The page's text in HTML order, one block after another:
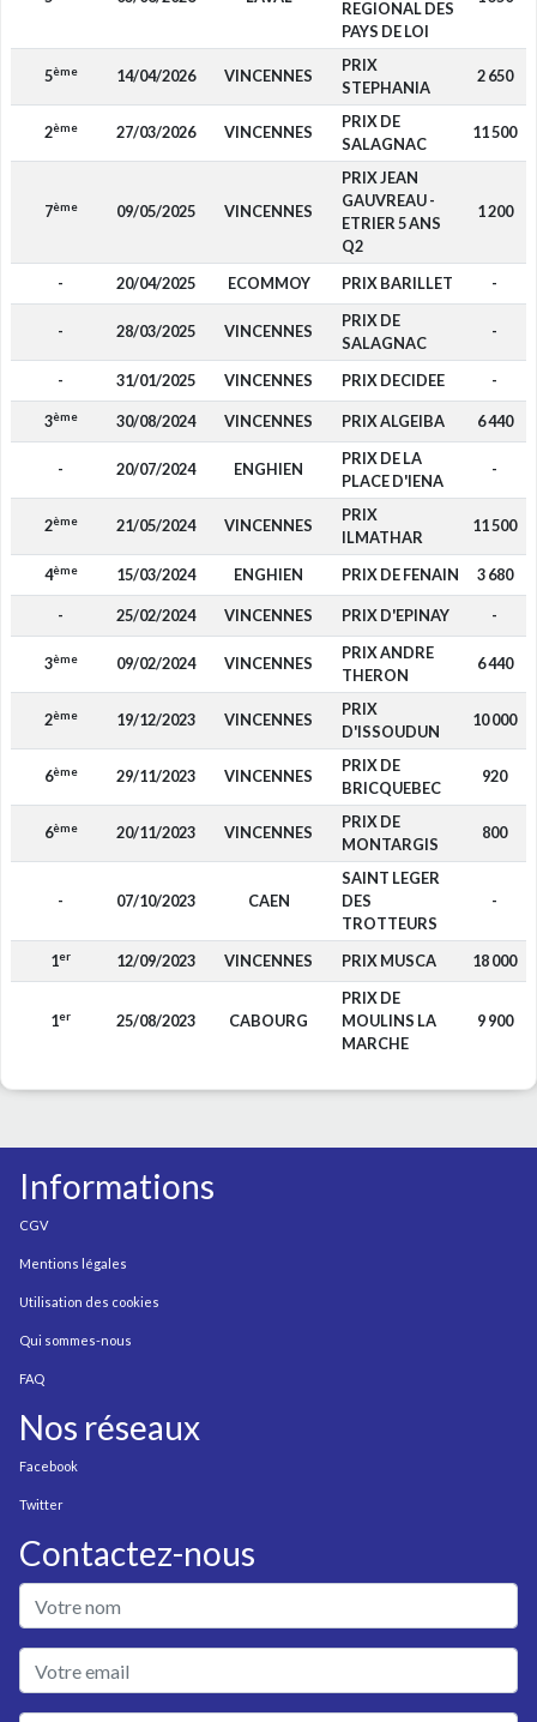
REGIONAL DES
PAYS DE LOI
5ème 14/04/2026 VINCENNES
PRIX
STEPHANIA
2 650
2ème 27/03/2026 VINCENNES
PRIX DE
SALAGNAC
11 500
7ème 09/05/2025 VINCENNES
PRIX JEAN
GAUVREAU -
ETRIER 5 ANS
Q2
1 200
- 20/04/2025 ECOMMOY PRIX BARILLET -
- 28/03/2025 VINCENNES
PRIX DE
SALAGNAC
-
- 31/01/2025 VINCENNES PRIX DECIDEE -
3ème 30/08/2024 VINCENNES PRIX ALGEIBA 6 440
- 20/07/2024 ENGHIEN
PRIX DE LA
PLACE D'IENA
-
2ème 21/05/2024 VINCENNES
PRIX
ILMATHAR
11 500
4ème 15/03/2024 ENGHIEN PRIX DE FENAIN 3 680
- 25/02/2024 VINCENNES PRIX D'EPINAY -
3ème 09/02/2024 VINCENNES
PRIX ANDRE
THERON
6 440
2ème 19/12/2023 VINCENNES
PRIX
D'ISSOUDUN
10 000
6ème 29/11/2023 VINCENNES
PRIX DE
BRICQUEBEC
920
6ème 20/11/2023 VINCENNES
PRIX DE
MONTARGIS
800
- 07/10/2023 CAEN
SAINT LEGER
DES
TROTTEURS
-
1er 12/09/2023 VINCENNES PRIX MUSCA 18 000
1er 25/08/2023 CABOURG
PRIX DE
MOULINS LA
MARCHE
9 900
Informations
CGV
Mentions légales
Utilisation des cookies
Qui sommes-nous
FAQ
Nos réseaux
Facebook
Twitter
Contactez-nous